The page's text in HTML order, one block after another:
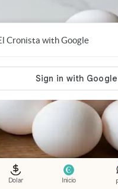
Dolar Inicio
Cronista with Google